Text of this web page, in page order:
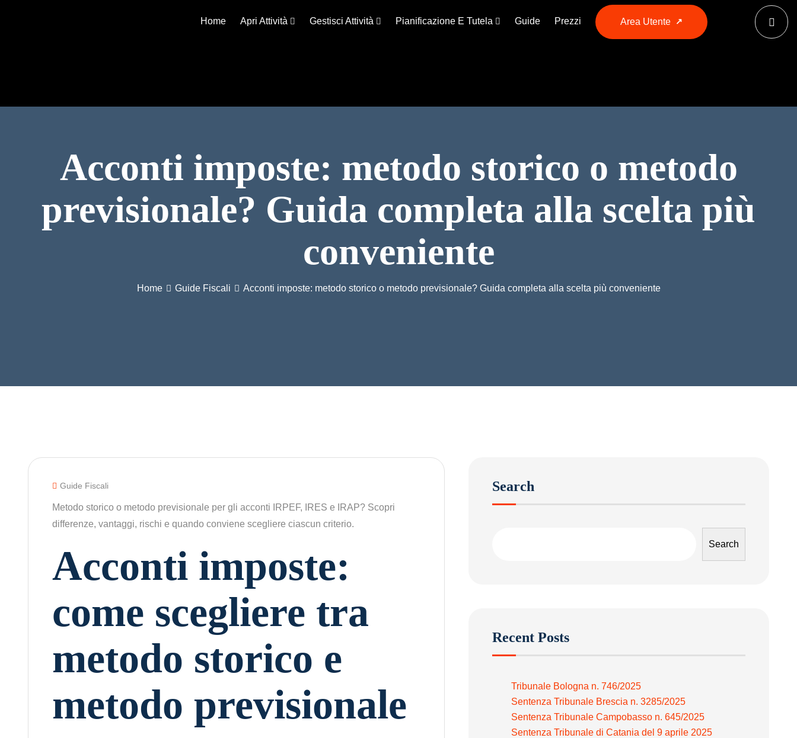
Home Apri Attività Gestisci Attività Pianificazione E Tutela Guide Prezzi Area Utente
Acconti imposte: metodo storico o metodo
previsionale? Guida completa alla scelta più
conveniente
Home Guide Fiscali Acconti imposte: metodo storico o metodo previsionale? Guida completa alla scelta più conveniente
Guide Fiscali
Metodo storico o metodo previsionale per gli acconti IRPEF, IRES e IRAP? Scopri
differenze, vantaggi, rischi e quando conviene scegliere ciascun criterio.
Acconti imposte:
come scegliere tra
metodo storico e
metodo previsionale
Search
Search
Recent Posts
Tribunale Bologna n. 746/2025
Sentenza Tribunale Brescia n. 3285/2025
Sentenza Tribunale Campobasso n. 645/2025
Sentenza Tribunale di Catania del 9 aprile 2025